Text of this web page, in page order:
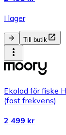
I lager
Till butik
Ekolod för fiske
(fast frekvens)
2 499 kr